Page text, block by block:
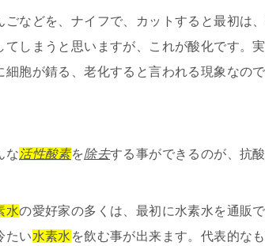
ごなどを、ナイフで、カットすると最初は
てしまうと思いますが、これが酸化です。
細胞が錆る、老化すると言われる現象なの
な活性酸素を除去する事ができるのが、抗
水の愛好家の多くは、最初に水素水を通販
たい水素水 を飲む事が出来ます。代表的な